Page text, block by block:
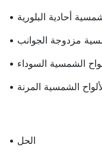
أحادية البلورية
مزدوجة الجوانب
الشمسية السوداء
الألواح الشمسية المرنة
• الحل